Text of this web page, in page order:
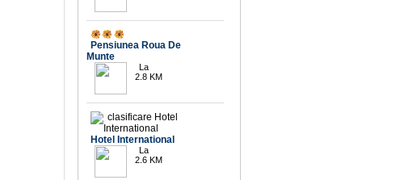
Pensiunea Roua De
Munte
La
2.8 KM
Hotel International
La
2.6 KM